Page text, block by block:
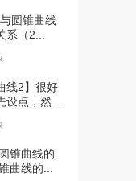
05:00
09:07
04:57
圆锥曲线
系（2...
线2】很好
设点，然...
锥曲线的
曲线的...